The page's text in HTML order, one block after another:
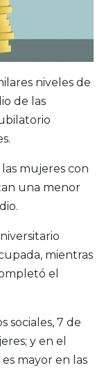
niveles de
de las
mujeres con
una menor
mientras
el
sociales, 7 de
y en el
mayor en las